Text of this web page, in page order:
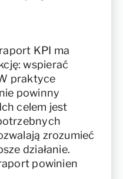
KPI ma
wspierać
praktyce
powinny
celem jest
zrozumieć
działanie.
powinien